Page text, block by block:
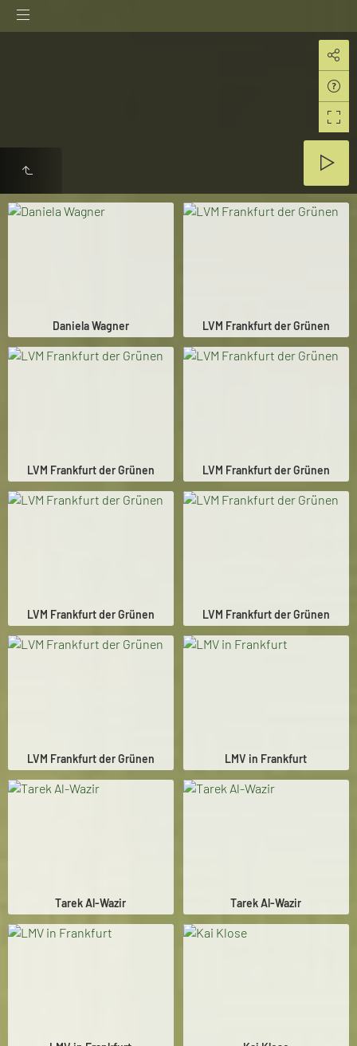
Daniela Wagner LVM Frankfurt der Grünen
LVM Frankfurt der Grünen LVM Frankfurt der Grünen
LVM Frankfurt der Grünen LVM Frankfurt der Grünen
LVM Frankfurt der Grünen LMV in Frankfurt
Tarek Al-Wazir Tarek Al-Wazir